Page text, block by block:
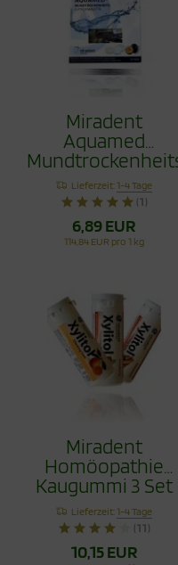
Miradent
Aquamed
mit Xylit 60g
Lieferzeit:1-4 Tage
(1)
6,89 EUR
114,84 EUR pro 1 kg
Miradent
Homöopathie
Kaugummi 3 Set
120 Stck.
Lieferzeit:1-4 Tage
(11)
10,15 EUR